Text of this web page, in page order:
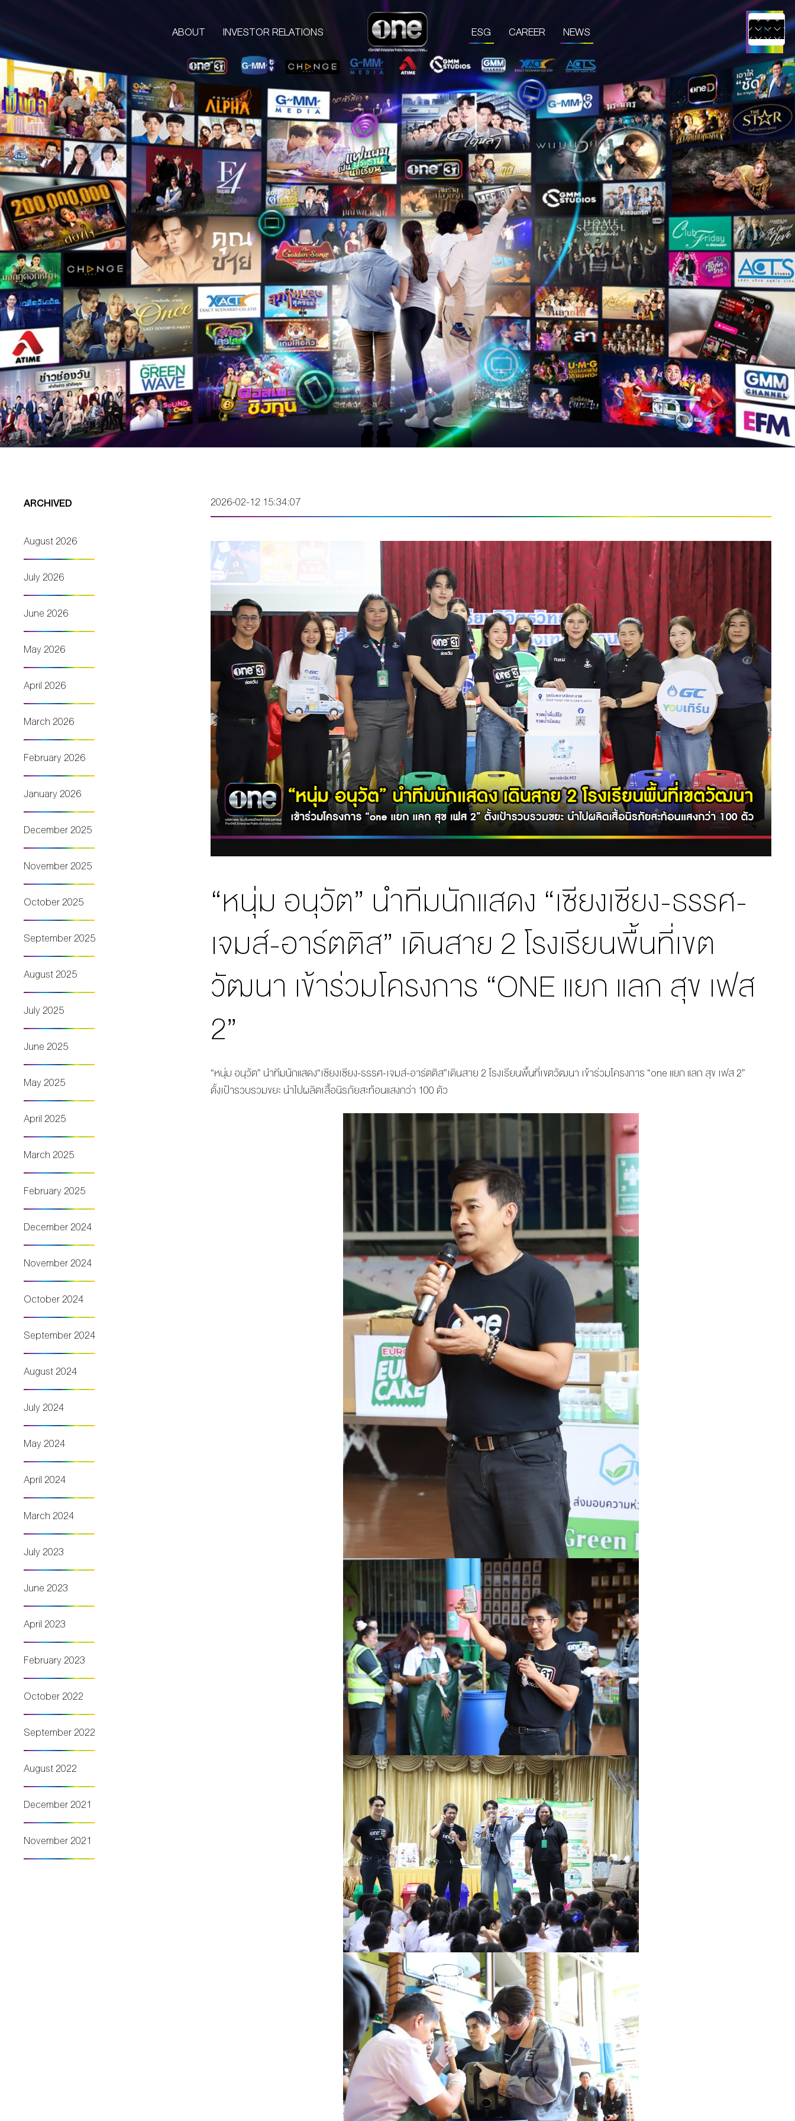
ABOUT INVESTOR RELATIONS ESG CAREER NEWS
TH
EN
ABOUT
CORPORATE
COMPANY’S BUSINESS
OUR VISION & MISSION
COMPANY BACKGROUND
LETTER FROM GROUP CEO
BOARD OF DIRECTORS
MANAGEMENT TEAM
ORGANIZATION CHART
AWARDS
COMPANIES
one31
GMM TV
CHANGE2561
GMM MEDIA
GMM STUDIOS
EXACT SCENARIO
ACTS STUDIO
PRODUCTS & SERVICES
CONTENT CREATOR
MEDIA
LIVE & EVENT
STUDIO RENTAL
ARTIST MANAGEMENT
MERCHANDISE
2026-02-12 15:34:07
“หนุ่ม อนุวัต” นำทีมนักแสดง “เซียงเซียง-ธรรศ-
เจมส์-อาร์ตติส” เดินสาย 2 โรงเรียนพื้นที่เขต
วัฒนา เข้าร่วมโครงการ “ONE แยก แลก สุข เฟส
2”
“หนุ่ม อนุวัต” นำทีมนักแสดง“เซียงเซียง-ธรรศ-เจมส์-อาร์ตติส”เดินสาย 2 โรงเรียนพื้นที่เขตวัฒนา เข้าร่วมโครงการ “one แยก แลก สุข เฟส 2”
ตั้งเป้ารวบรวมขยะ นำไปผลิตเสื้อนิรภัยสะท้อนแสงกว่า 100 ตัว
ARCHIVED
August 2026
July 2026
June 2026
May 2026
April 2026
March 2026
February 2026
January 2026
December 2025
November 2025
October 2025
September 2025
August 2025
July 2025
June 2025
May 2025
April 2025
March 2025
February 2025
December 2024
November 2024
October 2024
September 2024
August 2024
July 2024
May 2024
April 2024
March 2024
July 2023
June 2023
April 2023
February 2023
October 2022
September 2022
August 2022
December 2021
November 2021